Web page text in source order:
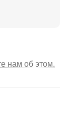
нам об этом.